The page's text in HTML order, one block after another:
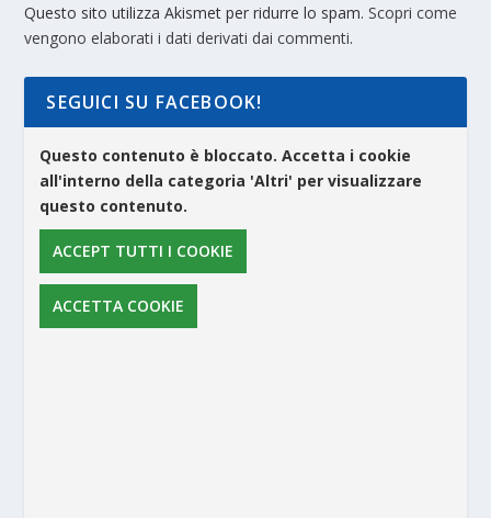
Questo sito utilizza Akismet per ridurre lo spam.Scopri come
vengono elaborati i dati derivati dai commenti.
SEGUICI SU FACEBOOK!
Questo contenuto è bloccato. Accetta i cookie
all'interno della categoria 'Altri' per visualizzare
questo contenuto.
ACCEPT TUTTI I COOKIE
ACCETTA COOKIE